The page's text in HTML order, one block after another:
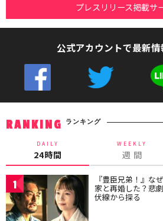
プレスリリース掲載サ
公式アカウントで最新情
RANKING ランキング
DAILY
24時間
WEEKLY
週 間
1 『豊臣兄弟！』な
家と再婚した？悲
伏線から探る